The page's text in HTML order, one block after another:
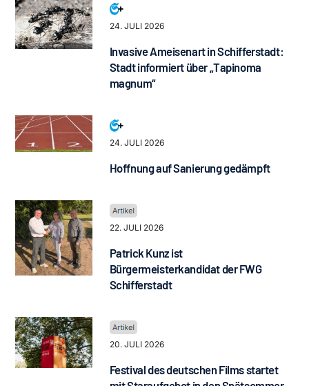
24. JULI 2026
Invasive Ameisenart in Schifferstadt:
Stadt informiert über „Tapinoma
magnum“
24. JULI 2026
Hoffnung auf Sanierung gedämpft
22. JULI 2026
Patrick Kunz ist
Bürgermeisterkandidat der FWG
Schifferstadt
20. JULI 2026
Festival des deutschen Films startet